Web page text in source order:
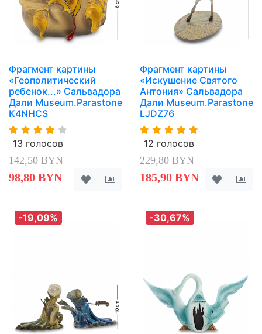
Фрагмент картины
«Геополитический
ребенок...» Сальвадора
Дали Museum.Parastone
K4NHCS
13 голосов
142,50 BYN
98,80 BYN
Фрагмент картины
«Искушение Святого
Антония» Сальвадора
Дали Museum.Parastone
LJDZ76
12 голосов
229,80 BYN
185,90 BYN
-19,09% -30,67%